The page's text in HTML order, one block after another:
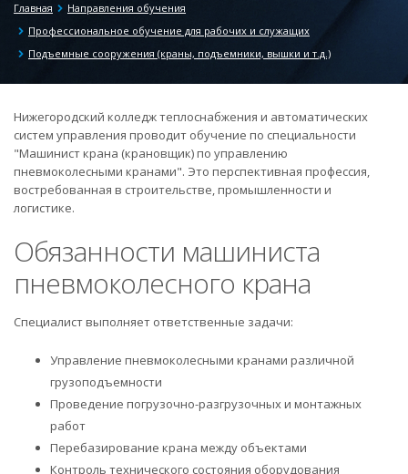
Главная
Направления обучения
Профессиональное обучение для рабочих и служащих
Подъемные сооружения (краны, подъемники, вышки и т.д.)
Нижегородский колледж теплоснабжения и автоматических
систем управления проводит обучение по специальности
"Машинист крана (крановщик) по управлению
пневмоколесными кранами". Это перспективная профессия,
востребованная в строительстве, промышленности и
логистике.
Обязанности машиниста
пневмоколесного крана
Специалист выполняет ответственные задачи:
Управление пневмоколесными кранами различной
грузоподъемности
Проведение погрузочно-разгрузочных и монтажных
работ
Перебазирование крана между объектами
Контроль технического состояния оборудования